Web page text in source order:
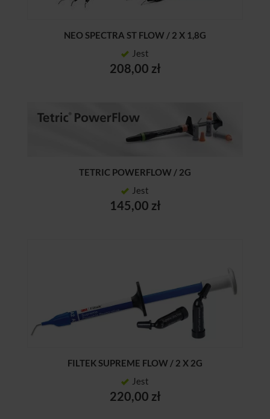
NEO SPECTRA ST FLOW / 2 X 1,8G
Jest
208,00 zł
TETRIC POWERFLOW / 2G
Jest
145,00 zł
FILTEK SUPREME FLOW / 2 X 2G
Jest
220,00 zł